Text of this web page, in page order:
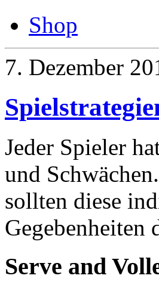
Shop
7. Dezember
Jeder Spieler
und
sollten diese
Gegebenheiten
Serve and